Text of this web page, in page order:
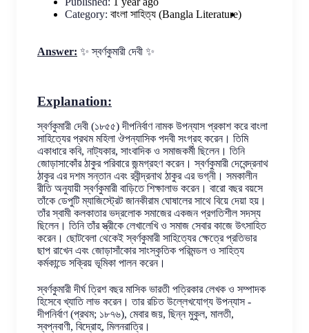
Category: বাংলা সাহিত্য (Bangla Literature)
Answer: ✨ স্বর্ণকুমারী দেবী ✨
Explanation:
স্বর্ণকুমারী দেবী (১৮৫৫) দীপনির্বাণ নামক উপন্যাস প্রকাশ করে বাংলা
সাহিত্যের প্রথম মহিলা ঔপন্যাসিক পদবী সংগ্রহ করেন। তিমি
একাধারে কবি, নাট্যকার, সাংবাদিক ও সমাজকর্মী ছিলেন। তিনি
জোড়াসাকোঁর ঠাকুর পরিবারে জন্মগ্রহণ করেন। স্বর্ণকুমারী দেবেন্দ্রনাথ
ঠাকুর এর দশম সন্তান এবং রবীন্দ্রনাথ ঠাকুর এর ভগ্নী। সমকালীন
রীতি অনুযায়ী স্বর্ণকুমারী বাড়িতে শিক্ষালাভ করেন। বারো বছর বয়সে
তাঁকে ডেপুটি ম্যাজিস্ট্রেট জানকীরাম ঘোষালের সাথে বিয়ে দেয়া হয়।
তাঁর স্বামী কলকাতার ভদ্রলোক সমাজের একজন প্রগতিশীল সদস্য
ছিলেন। তিনি তাঁর স্ত্রীকে লেখালেখি ও সমাজ সেবার কাজে উৎসাহিত
করেন। ছোটবেলা থেকেই স্বর্ণকুমারী সাহিত্যের ক্ষেত্রে প্রতিভার
ছাপ রাখেন এবং জোড়াসাঁকোর সাংস্কৃতিক পরিমন্ডল ও সাহিত্য
কর্মকান্ডে সক্রিয় ভূমিকা পালন করেন।
স্বর্ণকুমারী দীর্ঘ ত্রিশ বছর মাসিক ভারতী পত্রিকার লেখক ও সম্পাদক
হিসেবে খ্যাতি লাভ করেন। তার রচিত উল্লেখযোগ্য উপন্যাস -
দীপনির্বাণ (প্রথম; ১৮৭৬), মেবার জয়, ছিন্ন মুকুল, মালতী,
স্বপ্নবাণী, বিদ্রোহ, মিলনরাত্রি।